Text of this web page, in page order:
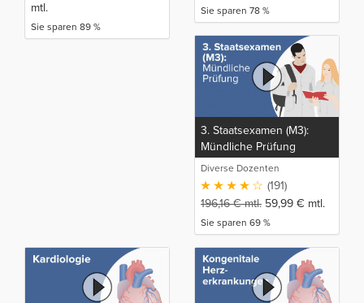
mtl.
Sie sparen 89 %
Sie sparen 78 %
3. Staatsexamen (M3):
Mündliche Prüfung
Diverse Dozenten
(191)
196,16€mtl. 59,99 € mtl.
Sie sparen 69 %